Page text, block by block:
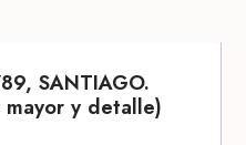
SANTIAGO.
mayor y detalle)